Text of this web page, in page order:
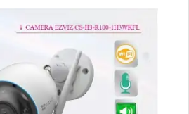
được thiết kế theo chuẩn
tinh tế và có thân plastic IP,
qua Wifi. Ngoài ra, camera
báo động tại chỗ, nháy sáng